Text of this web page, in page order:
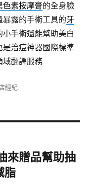
色素按摩膏的全身臉
露的手術工具的牙
手術還能幫助美白
是治痘神器國際標準
域翻譯服務
經紀
來贈品幫助抽
脂